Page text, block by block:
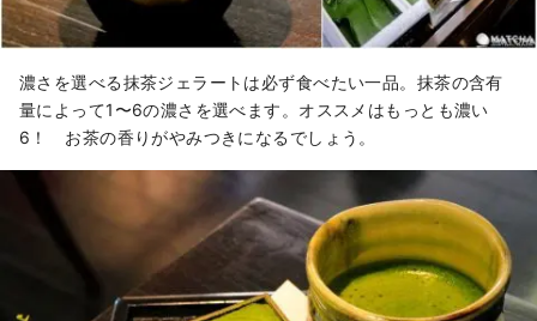
濃さを選べる抹茶ジェラートは必ず食べたい一品。抹茶の含有
量によって1〜6の濃さを選べます。オススメはもっとも濃い
6！ お茶の香りがやみつきになるでしょう。